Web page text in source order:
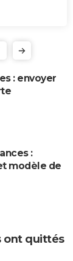
: envoyer
:
modèle de
ont quittés